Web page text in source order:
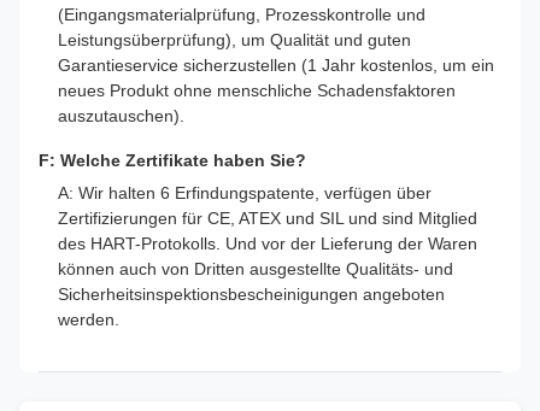
(Eingangsmaterialprüfung, Prozesskontrolle und
Leistungsüberprüfung), um Qualität und guten
Garantieservice sicherzustellen (1 Jahr kostenlos, um ein
neues Produkt ohne menschliche Schadensfaktoren
auszutauschen).
F: Welche Zertifikate haben Sie?
A: Wir halten 6 Erfindungspatente, verfügen über
Zertifizierungen für CE, ATEX und SIL und sind Mitglied
des HART-Protokolls. Und vor der Lieferung der Waren
können auch von Dritten ausgestellte Qualitäts- und
Sicherheitsinspektionsbescheinigungen angeboten
werden.